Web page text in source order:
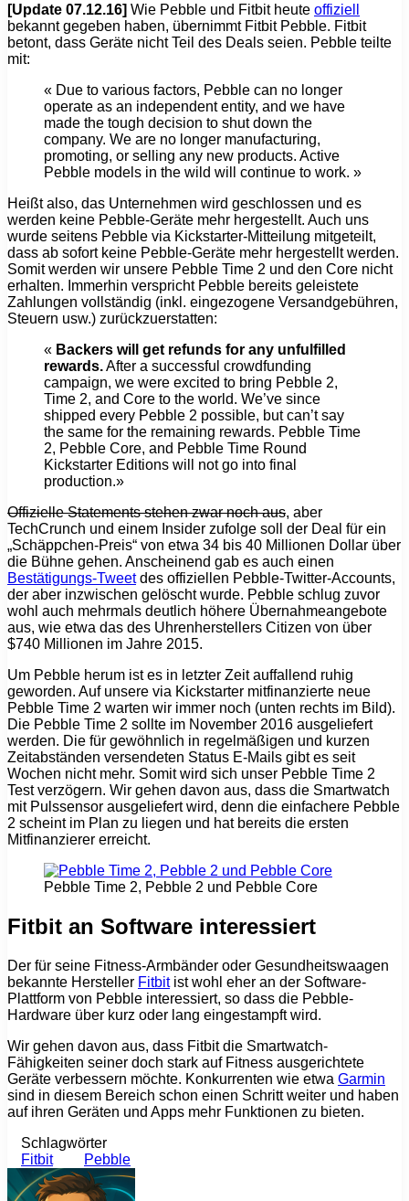
[Update 07.12.16] Wie Pebble und Fitbit heute offiziell
bekannt gegeben haben, übernimmt Fitbit Pebble. Fitbit
betont, dass Geräte nicht Teil des Deals seien. Pebble teilte
mit:
« Due to various factors, Pebble can no longer
operate as an independent entity, and we have
made the tough decision to shut down the
company. We are no longer manufacturing,
promoting, or selling any new products. Active
Pebble models in the wild will continue to work. »
Heißt also, das Unternehmen wird geschlossen und es
werden keine Pebble-Geräte mehr hergestellt. Auch uns
wurde seitens Pebble via Kickstarter-Mitteilung mitgeteilt,
dass ab sofort keine Pebble-Geräte mehr hergestellt werden.
Somit werden wir unsere Pebble Time 2 und den Core nicht
erhalten. Immerhin verspricht Pebble bereits geleistete
Zahlungen vollständig (inkl. eingezogene Versandgebühren,
Steuern usw.) zurückzuerstatten:
« Backers will get refunds for any unfulfilled
rewards.After a successful crowdfunding
campaign, we were excited to bring Pebble 2,
Time 2, and Core to the world. We’ve since
shipped every Pebble 2 possible, but can’t say
the same for the remaining rewards. Pebble Time
2, Pebble Core, and Pebble Time Round
Kickstarter Editions will not go into final
production.»
Offizielle Statements stehen zwar noch aus, aber
TechCrunch und einem Insider zufolge soll der Deal für ein
„Schäppchen-Preis“ von etwa 34 bis 40 Millionen Dollar über
die Bühne gehen. Anscheinend gab es auch einen
Bestätigungs-Tweetdes offiziellen Pebble-Twitter-Accounts,
der aber inzwischen gelöscht wurde. Pebble schlug zuvor
wohl auch mehrmals deutlich höhere Übernahmeangebote
aus, wie etwa das des Uhrenherstellers Citizen von über
$740 Millionen im Jahre 2015.
Um Pebble herum ist es in letzter Zeit auffallend ruhig
geworden. Auf unsere via Kickstarter mitfinanzierte neue
Pebble Time 2 warten wir immer noch (unten rechts im Bild).
Die Pebble Time 2 sollte im November 2016 ausgeliefert
werden. Die für gewöhnlich in regelmäßigen und kurzen
Zeitabständen versendeten Status E-Mails gibt es seit
Wochen nicht mehr. Somit wird sich unser Pebble Time 2
Test verzögern. Wir gehen davon aus, dass die Smartwatch
mit Pulssensor ausgeliefert wird, denn die einfachere Pebble
2 scheint im Plan zu liegen und hat bereits die ersten
Mitfinanzierer erreicht.
Pebble Time 2, Pebble 2 und Pebble Core
Fitbit an Software interessiert
Der für seine Fitness-Armbänder oder Gesundheitswaagen
bekannte Hersteller Fitbitist wohl eher an der Software-
Plattform von Pebble interessiert, so dass die Pebble-
Hardware über kurz oder lang eingestampft wird.
Wir gehen davon aus, dass Fitbit die Smartwatch-
Fähigkeiten seiner doch stark auf Fitness ausgerichtete
Geräte verbessern möchte. Konkurrenten wie etwa Garmin
sind in diesem Bereich schon einen Schritt weiter und haben
auf ihren Geräten und Apps mehr Funktionen zu bieten.
Schlagwörter
Fitbit
Pebble